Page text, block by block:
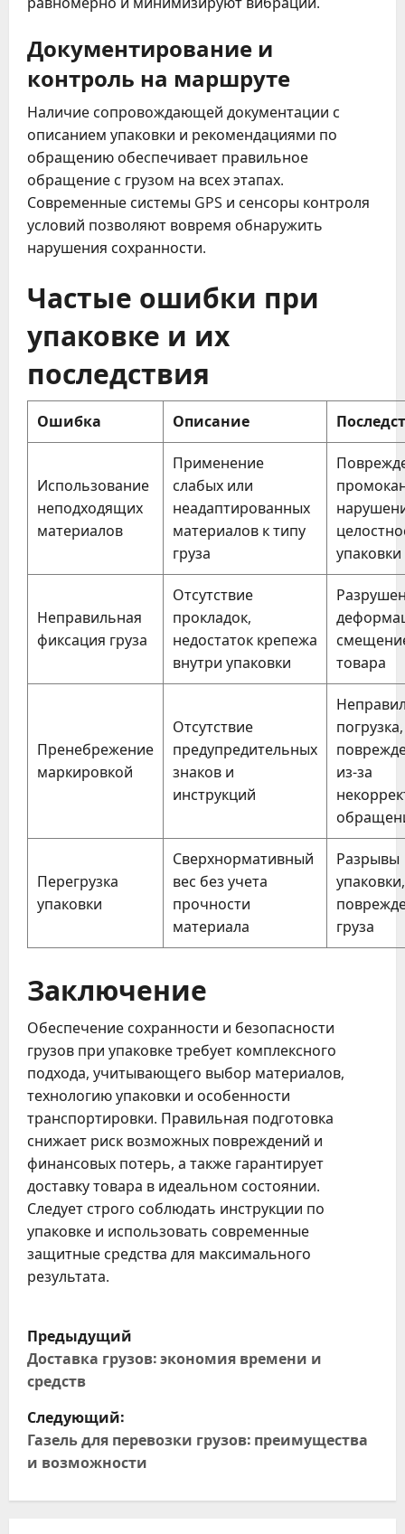
Документирование и
контроль на маршруте
Наличие сопровождающей документации с
описанием упаковки и рекомендациями по
обращению обеспечивает правильное
обращение с грузом на всех этапах.
Современные системы GPS и сенсоры контроля
условий позволяют вовремя обнаружить
нарушения сохранности.
Частые ошибки при
упаковке и их
последствия
Ошибка Описание
Использование
неподходящих
материалов
Применение
слабых или
неадаптированных
материалов к типу
груза
упаковки
Неправильная
фиксация груза
Отсутствие
прокладок,
недостаток крепежа
внутри упаковки
товара
Пренебрежение
маркировкой
Отсутствие
предупредительных
знаков и
инструкций
погрузка,
из-за
Перегрузка
упаковки
Сверхнормативный
вес без учета
прочности
материала
Разрывы
упаковки,
груза
Заключение
Обеспечение сохранности и безопасности
грузов при упаковке требует комплексного
подхода, учитывающего выбор материалов,
технологию упаковки и особенности
транспортировки. Правильная подготовка
снижает риск возможных повреждений и
финансовых потерь, а также гарантирует
доставку товара в идеальном состоянии.
Следует строго соблюдать инструкции по
упаковке и использовать современные
защитные средства для максимального
результата.
Н
а
в
и
г
Предыдущий
Доставка грузов: экономия времени и
средств
Следующий:
Газель для перевозки грузов: преимущества
и возможности